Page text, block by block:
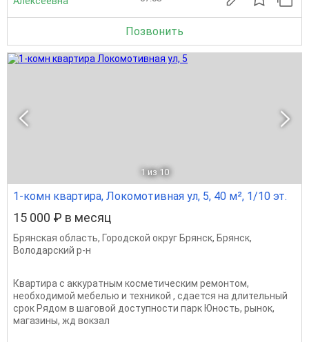
Позвонить
1 из 10
1-комн квартира, Локомотивная ул, 5, 40 м², 1/10 эт.
15 000 ₽ в месяц
Брянская область, Городской округ Брянск, Брянск,
Володарский р-н
Квартира с аккуратным косметическим ремонтом,
необходимой мебелью и техникой , сдается на длительный
срок Рядом в шаговой доступности парк Юность, рынок,
магазины, жд вокзал